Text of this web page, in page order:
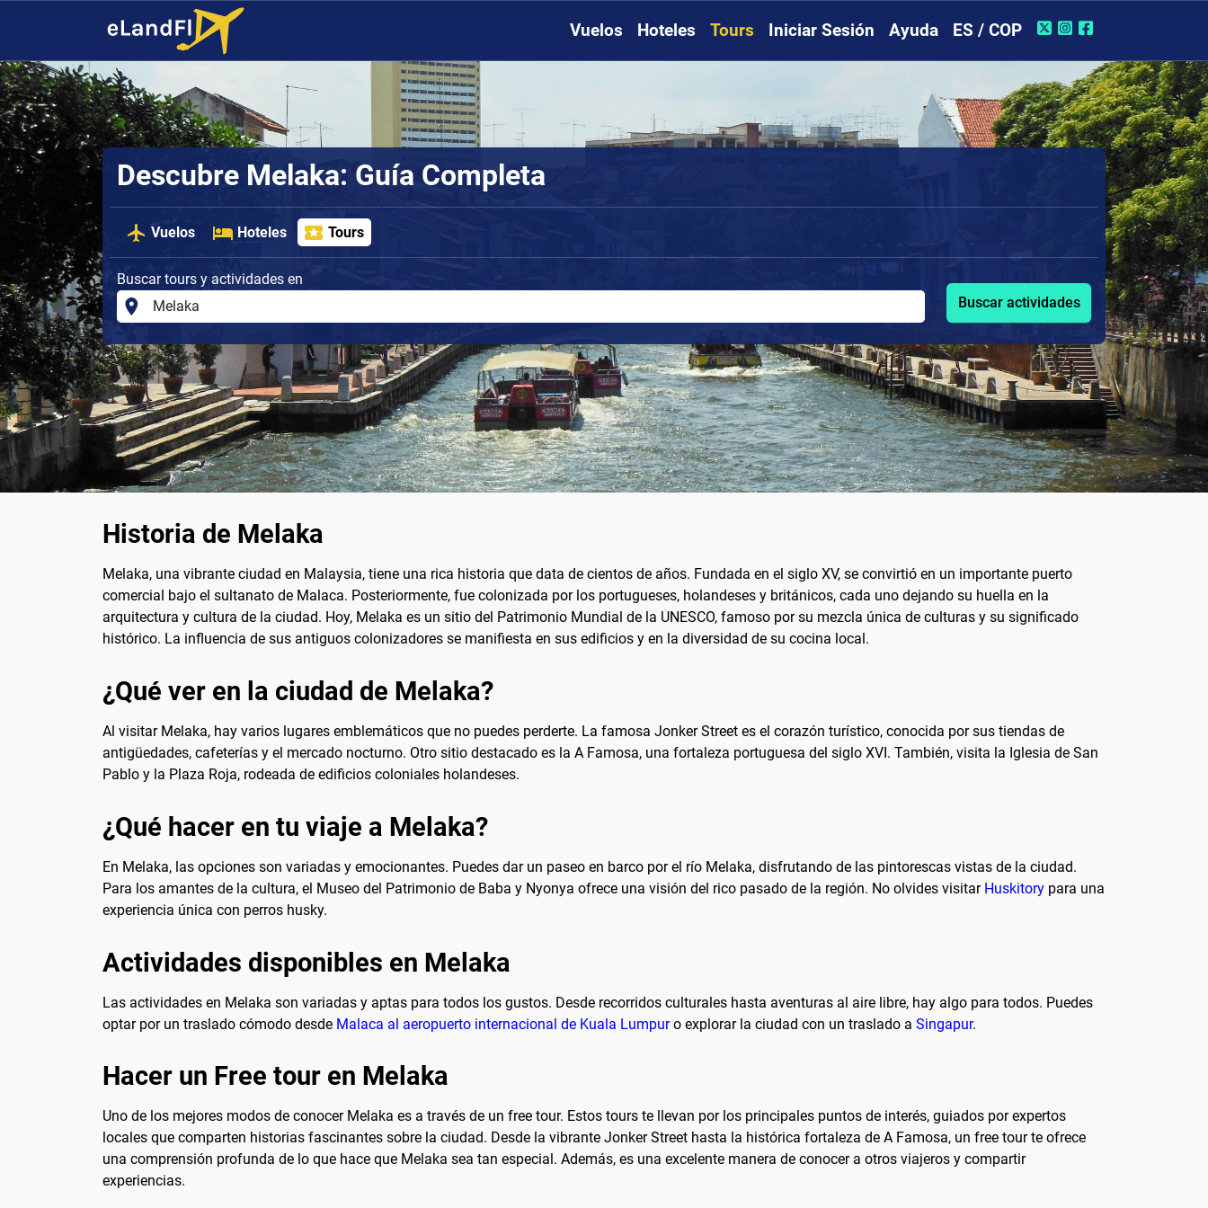
Vuelos Hoteles Tours Iniciar Sesión Ayuda ES / COP
Descubre Melaka: Guía Completa
Vuelos Hoteles Tours
Buscar tours y actividades en
Buscar actividades
Historia de Melaka
Melaka, una vibrante ciudad en Malaysia, tiene una rica historia que data de cientos de años. Fundada en el siglo XV, se convirtió en un importante puerto
comercial bajo el sultanato de Malaca. Posteriormente, fue colonizada por los portugueses, holandeses y británicos, cada uno dejando su huella en la
arquitectura y cultura de la ciudad. Hoy, Melaka es un sitio del Patrimonio Mundial de la UNESCO, famoso por su mezcla única de culturas y su significado
histórico. La influencia de sus antiguos colonizadores se manifiesta en sus edificios y en la diversidad de su cocina local.
¿Qué ver en la ciudad de Melaka?
Al visitar Melaka, hay varios lugares emblemáticos que no puedes perderte. La famosa Jonker Street es el corazón turístico, conocida por sus tiendas de
antigüedades, cafeterías y el mercado nocturno. Otro sitio destacado es la A Famosa, una fortaleza portuguesa del siglo XVI. También, visita la Iglesia de San
Pablo y la Plaza Roja, rodeada de edificios coloniales holandeses.
¿Qué hacer en tu viaje a Melaka?
En Melaka, las opciones son variadas y emocionantes. Puedes dar un paseo en barco por el río Melaka, disfrutando de las pintorescas vistas de la ciudad.
Para los amantes de la cultura, el Museo del Patrimonio de Baba y Nyonya ofrece una visión del rico pasado de la región. No olvides visitar Huskitory para una
experiencia única con perros husky.
Actividades disponibles en Melaka
Las actividades en Melaka son variadas y aptas para todos los gustos. Desde recorridos culturales hasta aventuras al aire libre, hay algo para todos. Puedes
optar por un traslado cómodo desde Malaca al aeropuerto internacional de Kuala Lumpuro explorar la ciudad con un traslado a Singapur.
Hacer un Free tour en Melaka
Uno de los mejores modos de conocer Melaka es a través de un free tour. Estos tours te llevan por los principales puntos de interés, guiados por expertos
locales que comparten historias fascinantes sobre la ciudad. Desde la vibrante Jonker Street hasta la histórica fortaleza de A Famosa, un free tour te ofrece
una comprensión profunda de lo que hace que Melaka sea tan especial. Además, es una excelente manera de conocer a otros viajeros y compartir
experiencias.